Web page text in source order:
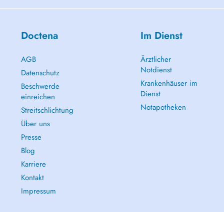
Doctena
AGB
Datenschutz
Beschwerde
einreichen
Streitschlichtung
Über uns
Presse
Blog
Karriere
Kontakt
Impressum
Im Dienst
Ärztlicher
Notdienst
Krankenhäuser im
Dienst
Notapotheken